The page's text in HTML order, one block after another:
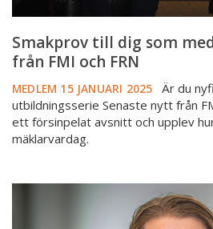
Smakprov till dig som
från FMI och FRN
MEDLEM 15 JANUARI 2025
Är du
utbildningsserie Senaste nytt från
ett försinpelat avsnitt och upplev
mäklarvardag.
Strandskyddet